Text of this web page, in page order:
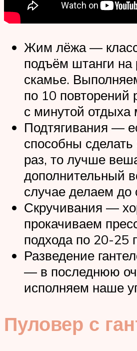
Жим лёжа —
подъём штанги на
скамье.
по 10 повторений
с минутой
Подтягивания —
способны
раз, то лучше
дополнительный
случае делаем до
Скручивания —
прокачиваем
подхода по 20-25
Разведение
— в последнюю
исполняем наше
Пуловер с